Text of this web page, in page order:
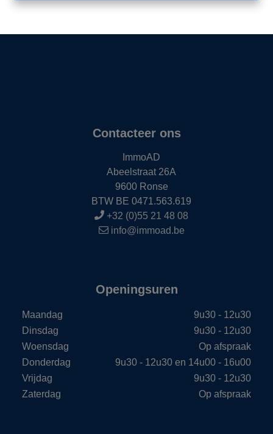
Contacteer ons
ImmoAD
Abeelstraat 26A
9600 Ronse
BTW BE 0471.563.619
+32 (0)55 21 48 08
info@immoad.be
Openingsuren
Maandag
9u30 - 12u30
Dinsdag
9u30 - 12u30
Woensdag
Op afspraak
Donderdag
9u30 - 12u30 en 14u00 - 16u00
Vrijdag
9u30 - 12u30
Zaterdag
Op afspraak